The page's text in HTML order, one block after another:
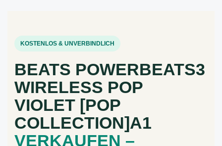
KOSTENLOS & UNVERBINDLICH
BEATS POWERBEATS3
WIRELESS POP
VIOLET [POP
COLLECTION]A1
VERKAUFEN –